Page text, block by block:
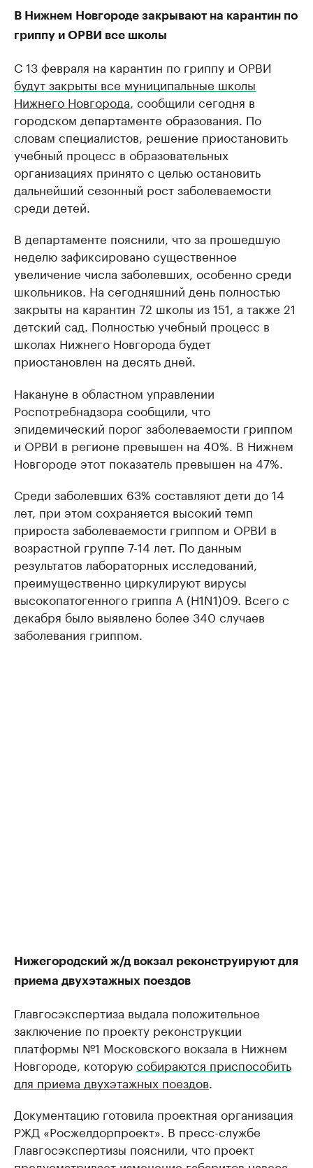
В Нижнем Новгороде закрывают на карантин по
гриппу и ОРВИ все школы
С 13 февраля на карантин по гриппу и ОРВИ
будут закрыты все муниципальные школы
Нижнего Новгорода, сообщили сегодня в
городском департаменте образования. По
словам специалистов, решение приостановить
учебный процесс в образовательных
организациях принято с целью остановить
дальнейший сезонный рост заболеваемости
среди детей.
В департаменте пояснили, что за прошедшую
неделю зафиксировано существенное
увеличение числа заболевших, особенно среди
школьников. На сегодняшний день полностью
закрыты на карантин 72 школы из 151, а также 21
детский сад. Полностью учебный процесс в
школах Нижнего Новгорода будет
приостановлен на десять дней.
Накануне в областном управлении
Роспотребнадзора сообщили, что
эпидемический порог заболеваемости гриппом
и ОРВИ в регионе превышен на 40%. В Нижнем
Новгороде этот показатель превышен на 47%.
Среди заболевших 63% составляют дети до 14
лет, при этом сохраняется высокий темп
прироста заболеваемости гриппом и ОРВИ в
возрастной группе 7-14 лет. По данным
результатов лабораторных исследований,
преимущественно циркулируют вирусы
высокопатогенного гриппа А (Н1N1)09. Всего с
декабря было выявлено более 340 случаев
заболевания гриппом.
Нижегородский ж/д вокзал реконструируют для
приема двухэтажных поездов
Главгосэкспертиза выдала положительное
заключение по проекту реконструкции
платформы №1 Московского вокзала в Нижнем
Новгороде, которуюсобираются приспособить
для приема двухэтажных поездов.
Документацию готовила проектная организация
РЖД «Росжелдорпроект». В пресс-службе
Главгосэкспертизы пояснили, что проект